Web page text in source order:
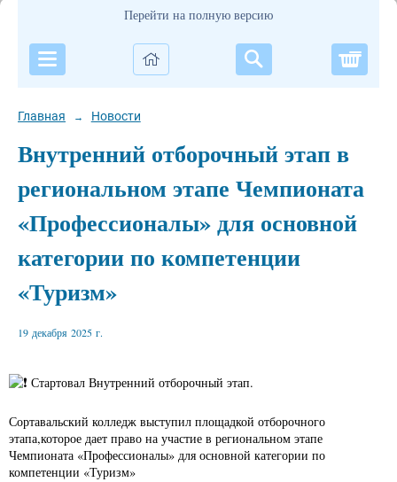
Перейти на полную версию
Главная → Новости
Внутренний отборочный этап в
региональном этапе Чемпионата
«Профессионалы» для основной
категории по компетенции
«Туризм»
19 декабря 2025 г.
️ Стартовал Внутренний отборочный этап.
Сортавальский колледж выступил площадкой отборочного
этапа,которое дает право на участие в региональном этапе
Чемпионата «Профессионалы» для основной категории по
компетенции «Туризм»